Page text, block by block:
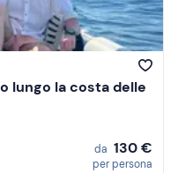
lungo la costa delle
da 130 €
per persona